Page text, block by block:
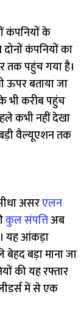
कंपनियों के
दोनों कंपनियों का
तक पहुंच गया है।
ऊपर बताया जा
भी करीब पहुंच
कभी नहीं देखा
वैल्यूएशन तक
असरएलन
कुल संपत्तिअब
यह आंकड़ा
बेहद बड़ा माना जा
की यह रफ्तार
में से एक